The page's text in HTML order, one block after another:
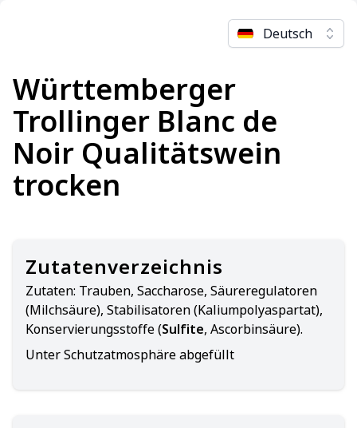
Deutsch
Württemberger
Trollinger Blanc de
Noir Qualitätswein
trocken
Zutatenverzeichnis
Zutaten: Trauben, Saccharose, Säureregulatoren
(Milchsäure), Stabilisatoren (Kaliumpolyaspartat),
Konservierungsstoffe (Sulfite, Ascorbinsäure).
Unter Schutzatmosphäre abgefüllt